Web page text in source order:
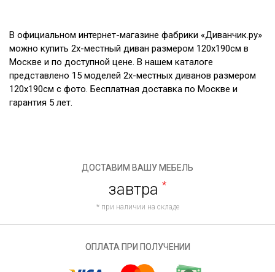
В официальном интернет-магазине фабрики «Диванчик.ру»
можно купить 2х-местный диван размером 120х190см в
Москве и по доступной цене. В нашем каталоге
представлено 15 моделей 2х-местных диванов размером
120х190см с фото. Бесплатная доставка по Москве и
гарантия 5 лет.
ДОСТАВИМ ВАШУ МЕБЕЛЬ
завтра *
* при наличии на складе
ОПЛАТА ПРИ ПОЛУЧЕНИИ